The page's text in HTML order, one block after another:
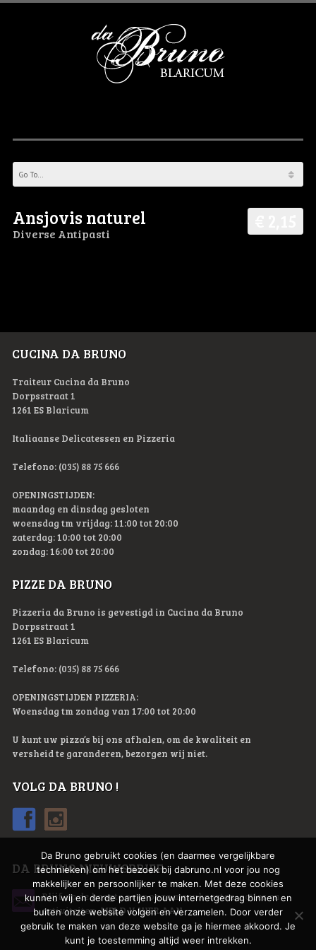
Ansjovis naturel
Diverse Antipasti
CUCINA DA BRUNO
Traiteur Cucina da Bruno
Dorpsstraat 1
1261 ES Blaricum
Italiaanse Delicatessen en Pizzeria
Telefono: (035) 88 75 666
OPENINGSTIJDEN:
maandag en dinsdag gesloten
woensdag tm vrijdag: 11:00 tot 20:00
zaterdag: 10:00 tot 20:00
zondag: 16:00 tot 20:00
PIZZE DA BRUNO
Pizzeria da Bruno is gevestigd in Cucina da Bruno
Dorpsstraat 1
1261 ES Blaricum
Telefono: (035) 88 75 666
OPENINGSTIJDEN PIZZERIA:
Woensdag tm zondag van 17:00 tot 20:00
U kunt uw pizza’s bij ons afhalen, om de kwaliteit en
versheid te garanderen, bezorgen wij niet.
VOLG DA BRUNO !
DA BRUNO NIEUWSBRIEF
Blijf op de hoogte over onze menukaarten, acties en
activiteiten.MELD U HIER AAN
Da Bruno gebruikt cookies (en daarmee vergelijkbare
technieken) om het bezoek bij dabruno.nl voor jou nog
makkelijker en persoonlijker te maken. Met deze cookies
kunnen wij en derde partijen jouw internetgedrag binnen en
buiten onze website volgen en verzamelen. Door verder
gebruik te maken van deze website ga je hiermee akkoord. Je
kunt je toestemming altijd weer intrekken.